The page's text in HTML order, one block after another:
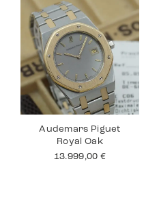
Audemars Piguet
Royal Oak
13.999,00 €